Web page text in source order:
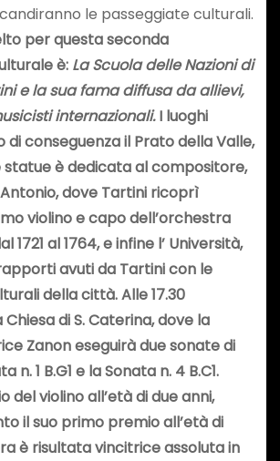
le passeggiate culturali.
per questa seconda
è: La Scuola delle Nazioni di
e la sua fama diffusa da allievi,
internazionali. I luoghi
di conseguenza il Prato della Valle,
statue è dedicata al compositore,
, dove Tartini ricoprì
violino e capo dell’orchestra
1721 al 1764, e infine l’Università,
avuti da Tartini con le
della città.Alle 17.30
di S. Caterina, dove la
Zanon eseguirà due sonate di
n. 1 B.G1 e la Sonata n. 4 B.C1.
del violino all’età di due anni,
il suo primo premio all’età di
è risultata vincitrice assoluta in